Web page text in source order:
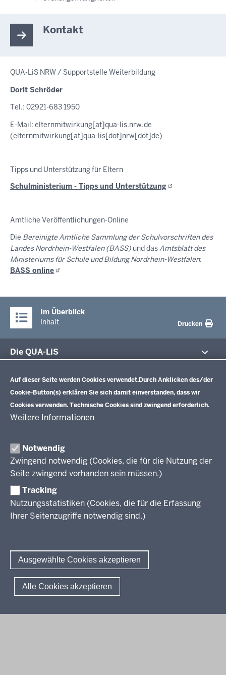
Auf dieser Seite werden Cookies verwendet.Durch Anklicken des/der
Cookie-Button(s) erklären Sie sich damit einverstanden, dass wir
Cookies verwenden. Technische Cookies sind zwingend erforderlich.
Weitere Informationen
Notwendig
Zwingend notwendig (Cookies, die für die Nutzung der
Seite zwingend vorhanden sein müssen.)
Tracking
Nutzungsstatistiken (Cookies, die für die Erfassung
Ihrer Seitenzugriffe notwendig sind.)
Ausgewählte Cookies akzeptieren
Alle Cookies akzeptieren
Kontakt
QUA-LiS NRW / Supportstelle Weiterbildung
Dorit Schröder
Tel.: 02921-683 1950
E-Mail: elternmitwirkung[at]qua-lis.nrw.de
(elternmitwirkung[at]qua-lis[dot]nrw[dot]de)
Tipps und Unterstützung für Eltern
Schulministerium - Tipps und Unterstützung
Amtliche Veröffentlichungen-Online
Die Bereinigte Amtliche Sammlung der Schulvorschriften des
Landes Nordrhein-Westfalen (BASS) und das Amtsblatt des
Ministeriums für Schule und Bildung Nordrhein-Westfalen:
BASS online
Im Überblick
Inhalt
Drucken
Die QUA-LiS
Veröffentlichungen
Leitbild
Stellenangebote
Über uns
Schulentwicklung NRW
Schulentwicklung
Unterricht
Professionalisierung
Standardsicherung NRW
Berufsbildung NRW
Erwachsenenbildung
Wir über uns
Berichtswesen Weiterbildung
ElternMitWirkung NRW
KI:EB
Amtsblattabonnieren
© 2026 QUA-LiS
Fußzeile
Impressum Datenschutzerklärung